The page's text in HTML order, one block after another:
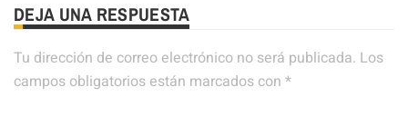
DEJA UNA RESPUESTA
Tu dirección de correo electrónico no será publicada. Los
campos obligatorios están marcados con *